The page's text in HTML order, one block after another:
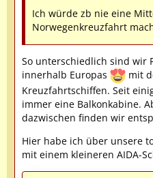
Ich würde zb nie eine
Norwegenkreuzfahrt
So unterschiedlich sind wir
innerhalb Europas
mit
Kreuzfahrtschiffen. Seit
immer eine Balkonkabine.
dazwischen finden wir
Hier habe ich über unsere
mit einem kleineren AIDA-